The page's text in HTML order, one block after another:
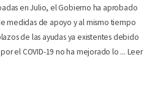
en Julio, el Gobierno ha aprobado
medidas de apoyo y al mismo tiempo
de las ayudas ya existentes debido
el COVID-19 no ha mejorado lo ... Leer